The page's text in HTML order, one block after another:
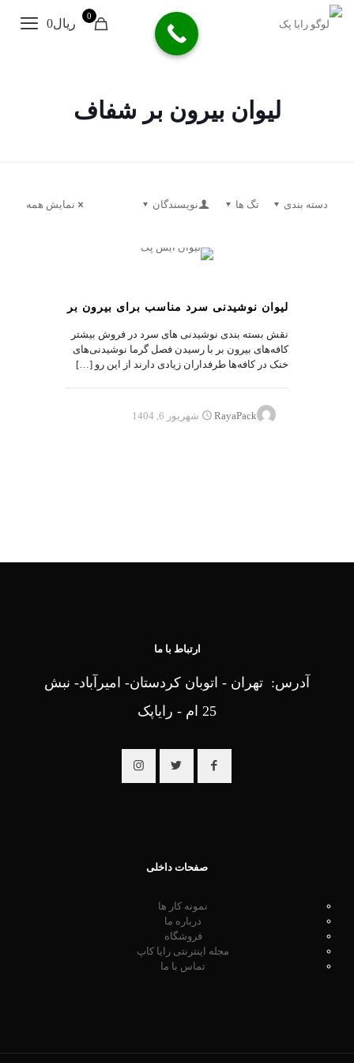
0
ریال0
لیوان بیرون بر شفاف
دسته بندی تگ ها نویسندگان نمایش همه
لیوان نوشیدنی سرد مناسب برای بیرون بر
نقش بسته بندی نوشیدنی های سرد در فروش بیشتر
کافه‌های بیرون بر با رسیدن فصل گرما نوشیدنی‌های
خنک در کافه‌ها طرفداران زیادی دارند از این رو […]
RayaPack شهریور 6, 1404
ارتباط با ما
آدرس: تهران - اتوبان کردستان- امیرآباد- نبش
25 ام - رایاپک
صفحات داخلی
نمونه کار ها
درباره ما
فروشگاه
مجله اینترنتی رایا کاپ
تماس با ما